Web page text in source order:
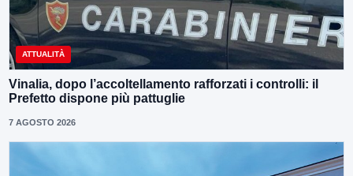
ATTUALITÀ
Vinalia, dopo l’accoltellamento rafforzati i controlli: il
Prefetto dispone più pattuglie
7 AGOSTO 2026